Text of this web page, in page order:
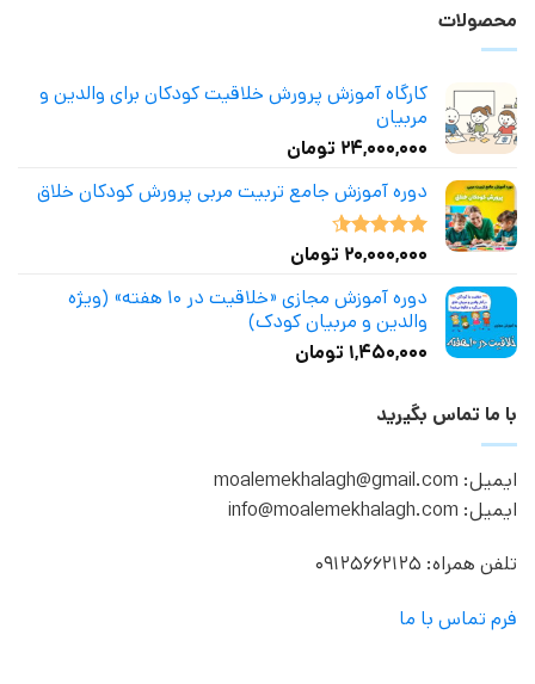
محصولات
کارگاه آموزش پرورش خلاقیت کودکان برای والدین و
مربیان
۲۴,۰۰۰,۰۰۰ تومان
دوره آموزش جامع تربیت مربی پرورش کودکان خلاق
نمره4.50
۲۰,۰۰۰,۰۰۰ تومان
دوره آموزش مجازی «خلاقیت در ۱۰ هفته» (ویژه
والدین و مربیان کودک)
۱,۴۵۰,۰۰۰ تومان
با ما تماس بگیرید
ایمیل: moalemekhalagh@gmail.com
ایمیل: info@moalemekhalagh.com
تلفن همراه: 09125662125
فرم تماس با ما